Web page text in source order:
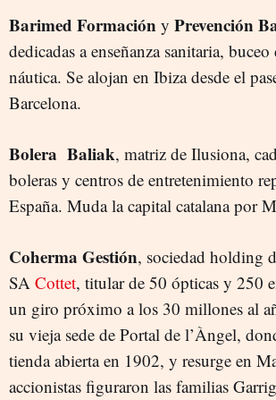
Barimed Formación y Prevención
dedicadas a enseñanza sanitaria,
náutica. Se alojan en Ibiza desde el
Barcelona.
Bolera Baliak, matriz de Ilusiona,
boleras y centros de entretenimiento
España. Muda la capital catalana por
Coherma Gestión, sociedad holding
SA Cottet, titular de 50 ópticas y 250
un giro próximo a los 30 millones al
su vieja sede de Portal de l’Àngel,
tienda abierta en 1902, y resurge en
accionistas figuraron las familias